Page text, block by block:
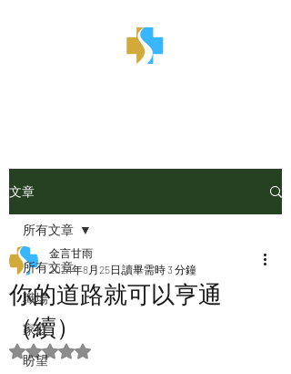
文章
所有文章
職場
家庭
盼望
所有文章
你的道路就可以亨通
（續）
金言甘雨
2024年8月25日 讀畢需時 3 分鐘
評等為 NaN（最高為 5 顆星）。